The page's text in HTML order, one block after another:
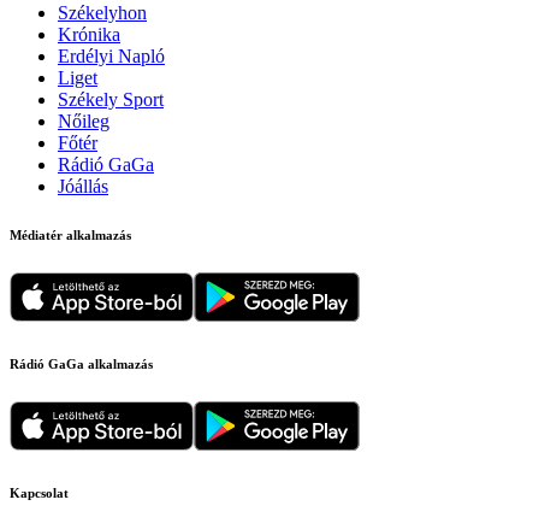
Székelyhon
Krónika
Erdélyi Napló
Liget
Székely Sport
Nőileg
Főtér
Rádió GaGa
Jóállás
Médiatér alkalmazás
Rádió GaGa alkalmazás
Kapcsolat